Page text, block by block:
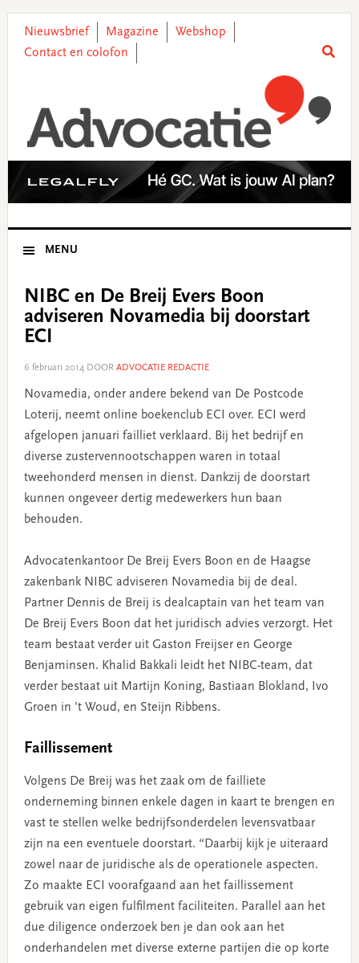
primary
main
primary
footer
Nieuwsbrief Magazine
Webshop
Contact en colofon
MENU
NIBC en De Breij Evers Boon
adviseren Novamedia bij doorstart
ECI
6 februari 2014DOOR ADVOCATIE REDACTIE
Novamedia, onder andere bekend van De Postcode
Loterij, neemt online boekenclub ECI over. ECI werd
afgelopen januari failliet verklaard. Bij het bedrijf en
diverse zustervennootschappen waren in totaal
tweehonderd mensen in dienst. Dankzij de doorstart
kunnen ongeveer dertig medewerkers hun baan
behouden.
Advocatenkantoor De Breij Evers Boon en de Haagse
zakenbank NIBC adviseren Novamedia bij de deal.
Partner Dennis de Breij is dealcaptain van het team van
De Breij Evers Boon dat het juridisch advies verzorgt. Het
team bestaat verder uit Gaston Freijser en George
Benjaminsen. Khalid Bakkali leidt het NIBC-team, dat
verder bestaat uit Martijn Koning, Bastiaan Blokland, Ivo
Groen in ’t Woud, en Steijn Ribbens.
Faillissement
Volgens De Breij was het zaak om de failliete
onderneming binnen enkele dagen in kaart te brengen en
vast te stellen welke bedrijfsonderdelen levensvatbaar
zijn na een eventuele doorstart. “Daarbij kijk je uiteraard
zowel naar de juridische als de operationele aspecten.
Zo maakte ECI voorafgaand aan het faillissement
gebruik van eigen fulfilment faciliteiten. Parallel aan het
due diligence onderzoek ben je dan ook aan het
onderhandelen met diverse externe partijen die op korte